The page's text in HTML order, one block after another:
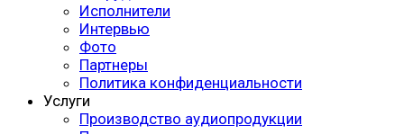
Исполнители
Интервью
Фото
Партнеры
Политика конфиденциальности
Услуги
Производство аудиопродукции